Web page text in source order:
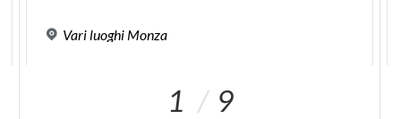
Variluoghi Monza
1 9